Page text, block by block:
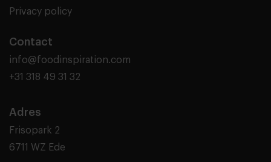
Privacy policy
Contact
info@foodinspiration.com
+31 318 49 31 32
Adres
Frisopark 2
6711 WZ Ede